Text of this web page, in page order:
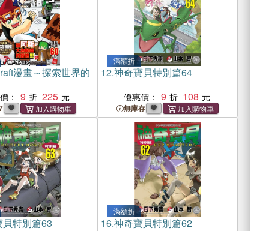
漫畫～探索世界的
： 9 225
滿額折
12.神奇寶貝特別篇64
優惠價： 9 108
無庫存
特別篇63
滿額折
16.神奇寶貝特別篇62